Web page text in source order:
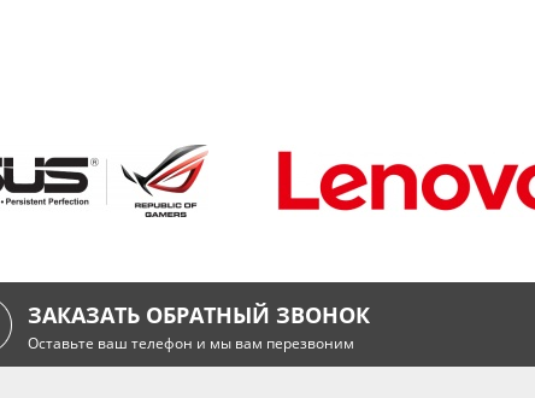
ЗАКАЗАТЬ ОБРАТНЫЙ ЗВОНОК
Оставьте ваш телефон и мы вам перезвоним